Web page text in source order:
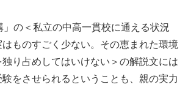
の＜私立の中高一貫校に通える状況
ものすごく少ない。その恵まれた環境
り占めしてはいけない＞の解説文には
験をさせられるということも、親の実力